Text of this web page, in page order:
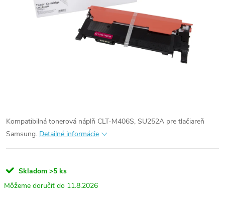
Kompatibilná tonerová náplň CLT-M406S, SU252A pre tlačiareň
Samsung. Detailné informácie
Skladom >5 ks
11.8.2026